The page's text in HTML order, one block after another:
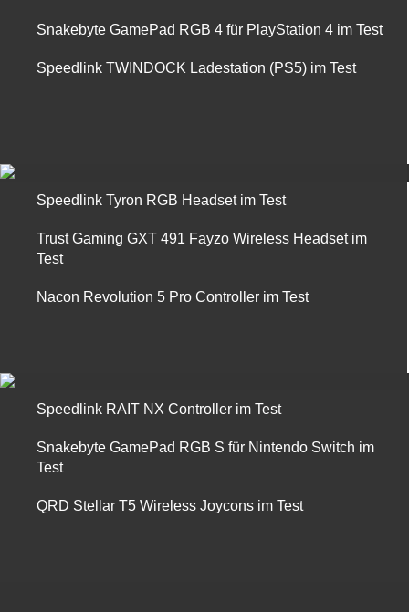
Snakebyte GamePad RGB 4 für PlayStation 4 im Test
Speedlink TWINDOCK Ladestation (PS5) im Test
Speedlink Tyron RGB Headset im Test
Trust Gaming GXT 491 Fayzo Wireless Headset im
Test
Nacon Revolution 5 Pro Controller im Test
Speedlink RAIT NX Controller im Test
Snakebyte GamePad RGB S für Nintendo Switch im
Test
QRD Stellar T5 Wireless Joycons im Test